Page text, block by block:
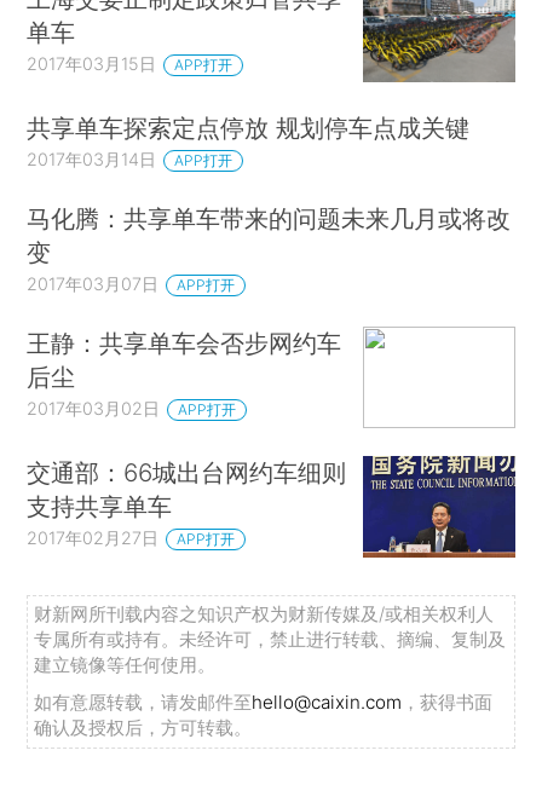
单车
2017年03月15日 APP打开
共享单车探索定点停放 规划停车点成关键
2017年03月14日 APP打开
马化腾：共享单车带来的问题未来几月或将改
变
2017年03月07日 APP打开
王静：共享单车会否步网约车
后尘
2017年03月02日 APP打开
交通部：66城出台网约车细则
支持共享单车
2017年02月27日 APP打开
财新网所刊载内容之知识产权为财新传媒及/或相关权利人
专属所有或持有。未经许可，禁止进行转载、摘编、复制及
建立镜像等任何使用。
如有意愿转载，请发邮件至hello@caixin.com ，获得书面
确认及授权后，方可转载。